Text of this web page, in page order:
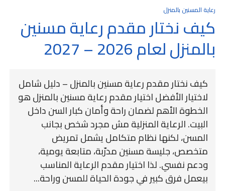
رعاية المسنين بالمنزل
كيف نختار مقدم رعاية مسنين
بالمنزل لعام 2026 – 2027
كيف نختار مقدم رعاية مسنين بالمنزل – دليل شامل
لاختيار الأفضل اختيار مقدم رعاية مسنين بالمنزل هو
الخطوة الأهم لضمان راحة وأمان كبار السن داخل
البيت. الرعاية المنزلية مش مجرد شخص بجانب
المسن، لكنها نظام متكامل يشمل تمريض
متخصص، جليسة مسنين مدرّبة، متابعة يومية،
ودعم نفسي. لذا اختيار مقدم الرعاية المناسب
بيعمل فرق كبير في جودة الحياة للمسن وراحة...